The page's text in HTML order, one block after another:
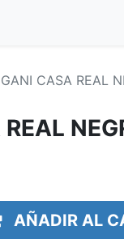
CASA REAL
AÑADIR AL